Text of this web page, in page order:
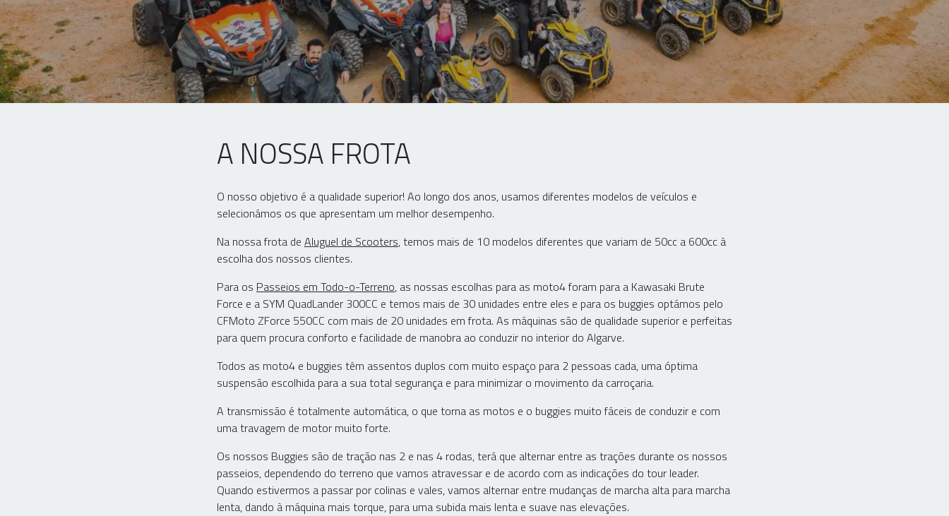
A NOSSA FROTA
O nosso objetivo é a qualidade superior! Ao longo dos anos, usamos diferentes modelos de veículos e
selecionámos os que apresentam um melhor desempenho.
Na nossa frota de Aluguel de Scooters, temos mais de 10 modelos diferentes que variam de 50cc a 600cc à
escolha dos nossos clientes.
Para os Passeios em Todo-o-Terreno, as nossas escolhas para as moto4 foram para a Kawasaki Brute
Force e a SYM QuadLander 300CC e temos mais de 30 unidades entre eles e para os buggies optámos pelo
CFMoto ZForce 550CC com mais de 20 unidades em frota. As máquinas são de qualidade superior e perfeitas
para quem procura conforto e facilidade de manobra ao conduzir no interior do Algarve.
Todos as moto4 e buggies têm assentos duplos com muito espaço para 2 pessoas cada, uma óptima
suspensão escolhida para a sua total segurança e para minimizar o movimento da carroçaria.
A transmissão é totalmente automática, o que torna as motos e o buggies muito fáceis de conduzir e com
uma travagem de motor muito forte.
Os nossos Buggies são de tração nas 2 e nas 4 rodas, terá que alternar entre as trações durante os nossos
passeios, dependendo do terreno que vamos atravessar e de acordo com as indicações do tour leader.
Quando estivermos a passar por colinas e vales, vamos alternar entre mudanças de marcha alta para marcha
lenta, dando à máquina mais torque, para uma subida mais lenta e suave nas elevações.